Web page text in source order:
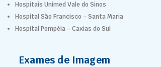
Hospitais Unimed Vale do Sinos
Hospital São Francisco – Santa Maria
Hospital Pompéia – Caxias do Sul
Exames de Imagem